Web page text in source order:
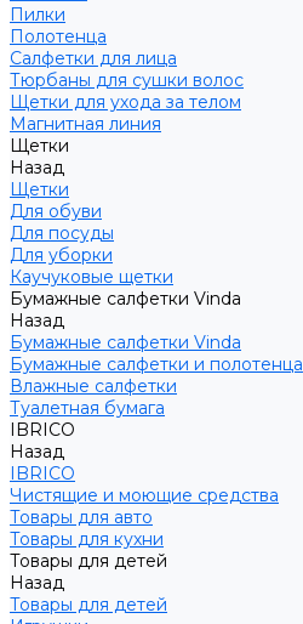
Пилки
Полотенца
Салфетки для лица
Тюрбаны для сушки волос
Щетки для ухода за телом
Магнитная линия
Щетки
Назад
Щетки
Для обуви
Для посуды
Для уборки
Каучуковые щетки
Бумажные салфетки Vinda
Назад
Бумажные салфетки Vinda
Бумажные салфетки и полотенца
Влажные салфетки
Туалетная бумага
IBRICO
Назад
IBRICO
Чистящие и моющие средства
Товары для авто
Товары для кухни
Товары для детей
Назад
Товары для детей